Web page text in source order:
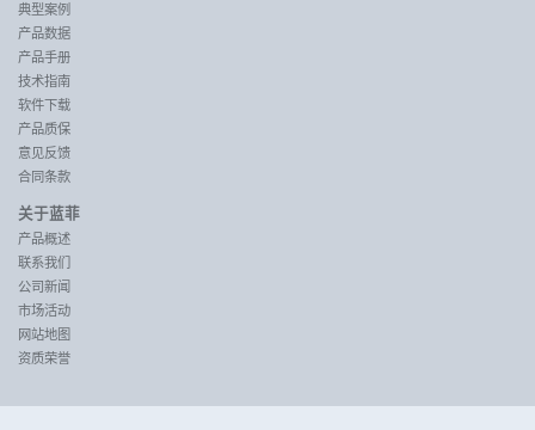
典型案例
产品数据
产品手册
技术指南
软件下载
产品质保
意见反馈
合同条款
关于蓝菲
产品概述
联系我们
公司新闻
市场活动
网站地图
资质荣誉